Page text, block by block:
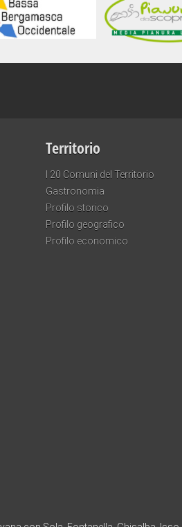
Territorio
I 20 Comuni del Territorio
Gastronomia
Profilo storico
Profilo geografico
Profilo economico